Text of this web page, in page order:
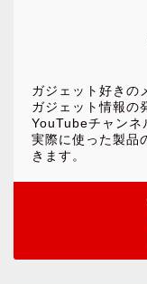
ガジェット好きの
ガジェット情報の
YouTubeチャンネ
実際に使った製品
きます。